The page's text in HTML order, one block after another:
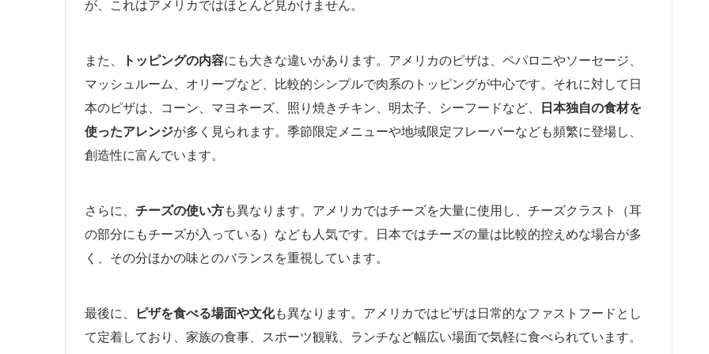
が、これはアメリカではほとんど見かけません。
また、 トッピングの内容にも大きな違いがあります。アメリカのピザは、ペパロニやソーセージ、
マッシュルーム、オリーブなど、比較的シンプルで肉系のトッピングが中心です。それに対して日
本のピザは、コーン、マヨネーズ、照り焼きチキン、明太子、シーフードなど、
日本独自の食材を
使ったアレンジが多く見られます。季節限定メニューや地域限定フレーバーなども頻繁に登場し、
創造性に富んでいます。
さらに、 チーズの使い方も異なります。アメリカではチーズを大量に使用し、チーズクラスト（耳
の部分にもチーズが入っている）なども人気です。日本ではチーズの量は比較的控えめな場合が多
く、その分ほかの味とのバランスを重視しています。
最後に、 ピザを食べる場面や文化も異なります。アメリカではピザは日常的なファストフードとし
て定着しており、家族の食事、スポーツ観戦、ランチなど幅広い場面で気軽に食べられています。